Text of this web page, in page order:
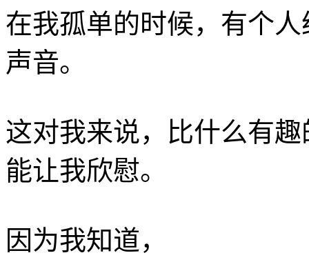
在我孤单的时候，有个
声音。 ­
这对我来说，比什么有
能让我欣慰。 ­
因为我知道，